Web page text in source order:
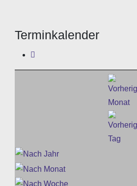
Terminkalender